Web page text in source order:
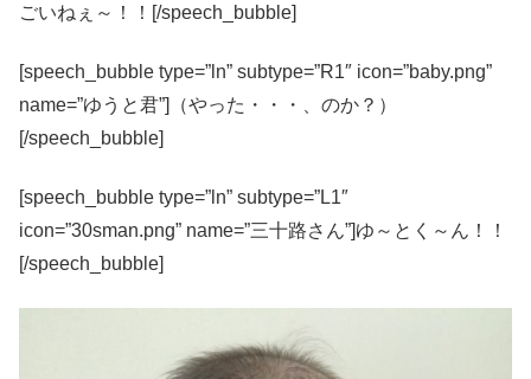
ごいねぇ～！！[/speech_bubble]
[speech_bubble type=”ln” subtype=”R1″ icon=”baby.png”
name=”ゆうと君”]（やった・・・、のか？）
[/speech_bubble]
[speech_bubble type=”ln” subtype=”L1″
icon=”30sman.png” name=”三十路さん”]ゆ～とく～ん！！
[/speech_bubble]